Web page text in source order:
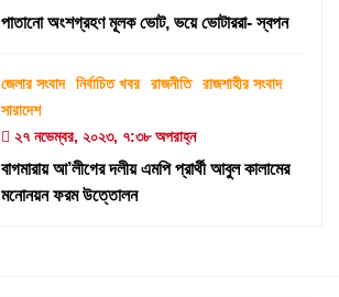
পাতানো অংশগ্রহণ মূলক ভোট, ভয়ে ভোটাররা- স্বপন
জেলার সংবাদ নির্বাচিত খবর রাজনীতি
রাজশাহীর সংবাদ
সারাদেশ
২৭ নভেম্বর, ২০২৩, ৭:৩৮ অপরাহ্ন
বাগমারায় আ’লীগের দলীয় এমপি প্রার্থী আবুল কালামের
মনোনয়ন ফরম উত্তোলন